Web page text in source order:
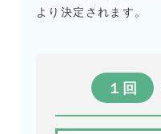
より決定されます。
１回